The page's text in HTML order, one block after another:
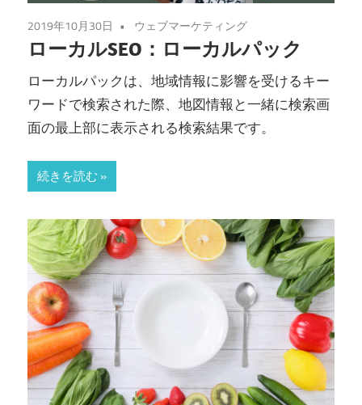
2019年10月30日 ウェブマーケティング
ローカルSEO：ローカルパック
ローカルパックは、地域情報に影響を受けるキー
ワードで検索された際、地図情報と一緒に検索画
面の最上部に表示される検索結果です。
続きを読む